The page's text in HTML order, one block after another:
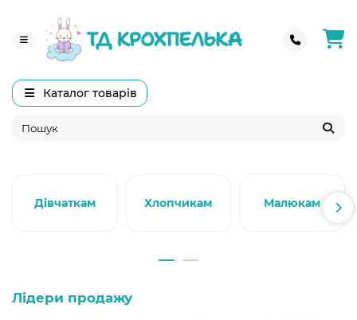
Каталог товарів
Дівчаткам Хлопчикам Малюкам
Лідери продажу